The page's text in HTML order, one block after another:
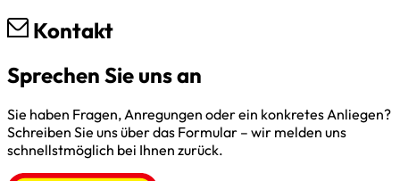
Kontakt
Sprechen Sie uns an
Sie haben Fragen, Anregungen oder ein konkretes Anliegen?
Schreiben Sie uns über das Formular – wir melden uns
schnellstmöglich bei Ihnen zurück.